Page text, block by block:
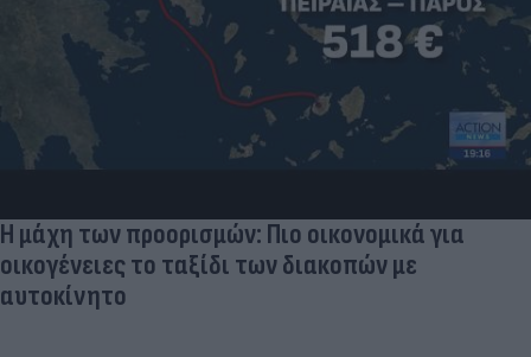
Η μάχη των προορισμών: Πιο οικονομικά για
οικογένειες το ταξίδι των διακοπών με
αυτοκίνητο